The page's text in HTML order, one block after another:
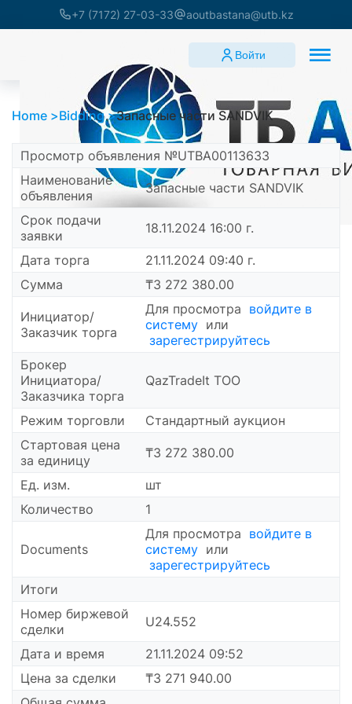
+7 (7172) 27-03-33 aoutbastana@utb.kz
Войти
Home Bidding Запасные части SANDVIK
Просмотр объявления №UTBA00113633
Наименование
объявления
Запасные части SANDVIK
Срок подачи
заявки
18.11.2024 16:00 г.
Дата торга
21.11.2024 09:40 г.
Сумма
₸3 272 380.00
Инициатор/
Заказчик торга
Для просмотра войдите в
систему или
зарегестрируйтесь
Брокер
Инициатора/
Заказчика торга
QazTradeIt ТОО
Режим торговли
Стандартный аукцион
Cтартовая цена
за единицу
₸3 272 380.00
Ед. изм.
шт
Количество
1
Documents
Для просмотра войдите в
систему или
зарегестрируйтесь
Итоги
Номер биржевой
сделки
U24.552
Дата и время
21.11.2024 09:52
Цена за сделки
₸3 271 940.00